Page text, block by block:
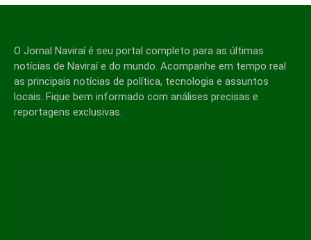
O Jornal Naviraí é seu portal completo para as últimas
notícias de Naviraí e do mundo. Acompanhe em tempo real
as principais notícias de política, tecnologia e assuntos
locais. Fique bem informado com análises precisas e
reportagens exclusivas.